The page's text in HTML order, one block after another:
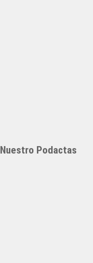
Nuestro Podactas